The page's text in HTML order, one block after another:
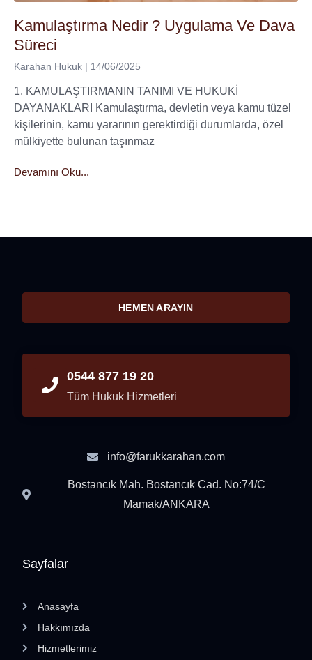
Kamulaştırma Nedir ? Uygulama Ve Dava
Süreci
Karahan Hukuk 14/06/2025
1. KAMULAŞTIRMANIN TANIMI VE HUKUKİ
DAYANAKLARI Kamulaştırma, devletin veya kamu tüzel
kişilerinin, kamu yararının gerektirdiği durumlarda, özel
mülkiyette bulunan taşınmaz
Devamını Oku...
Sayfalar
Anasayfa
Hakkımızda
Hizmetlerimiz
HEMEN ARAYIN
0544 877 19 20
Tüm Hukuk Hizmetleri
info@farukkarahan.com
Bostancık Mah. Bostancık Cad. No:74/C
Mamak/ANKARA